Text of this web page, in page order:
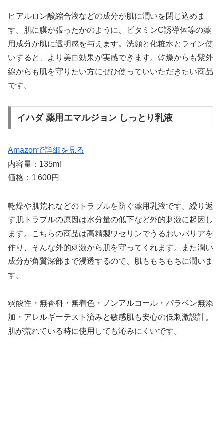
ヒアルロン酸縮合液などの成分が肌に潤いを閉じ込めま
す。肌に膜が張ったかのように、ビタミンC誘導体等の薬
用成分が肌に透明感を与えます。洗顔と化粧水とライン使
いすると、より美白効果が実感できます。乾燥からも紫外
線からも肌を守りたい方にぜひ使っていいただきたい商品
です。
イハダ 薬用エマルジョン しっとり乳液
Amazonで詳細を見る
内容量：135ml
価格：1,600円
乾燥や肌荒れなどのトラブルを防ぐ薬用乳液です。繰り返
す肌トラブルの原因は水分量の低下など外的刺激に起因し
ます。こちらの商品は高精製ワセリンでうるおいバリアを
作り、そんな外的刺激から肌を守ってくれます。また潤い
成分が角質深部まで浸透するので、肌ももちもちに潤いま
す。
弱酸性・無香料・無着色・ノンアルコール・パラベン無添
加・アレルギーテスト済みと敏感肌も安心の低刺激設計。
肌が荒れている時に使用しても沁みにくいです。